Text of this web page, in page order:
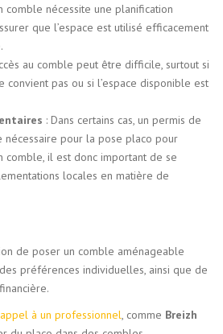
comble nécessite une planification
que l’espace est utilisé efficacement
au comble peut être difficile, surtout si
convient pas ou si l’espace disponible est
: Dans certains cas, un permis de
nécessaire pour la pose placo pour
comble, il est donc important de se
locales en matière de
de poser un comble aménageable
préférences individuelles, ainsi que de
appel à un professionnel, comme Breizh